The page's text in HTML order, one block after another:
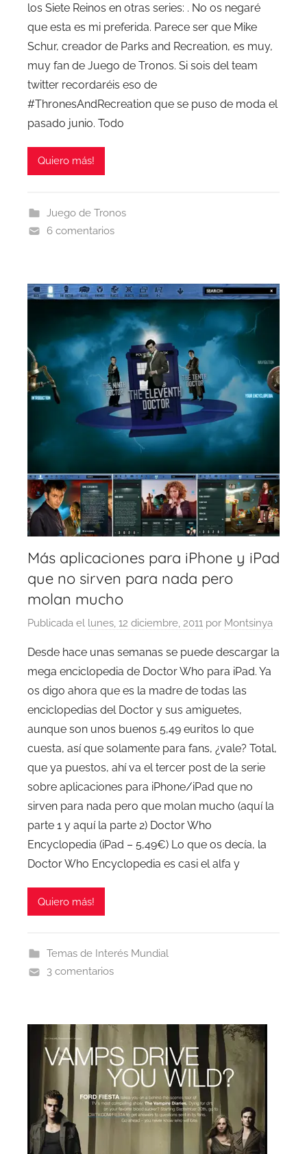
los Siete Reinos en otras series: . No os negaré
que esta es mi preferida. Parece ser que Mike
Schur, creador de Parks and Recreation, es muy,
muy fan de Juego de Tronos. Si sois del team
twitter recordaréis eso de
#ThronesAndRecreation que se puso de moda el
pasado junio. Todo
Quiero más!
Juego de Tronos
6 comentarios
Más aplicaciones para iPhone y iPad
que no sirven para nada pero
molan mucho
Publicada el lunes, 12 diciembre, 2011 por Montsinya
Desde hace unas semanas se puede descargar la
mega enciclopedia de Doctor Who para iPad. Ya
os digo ahora que es la madre de todas las
enciclopedias del Doctor y sus amiguetes,
aunque son unos buenos 5,49 euritos lo que
cuesta, así que solamente para fans, ¿vale? Total,
que ya puestos, ahí va el tercer post de la serie
sobre aplicaciones para iPhone/iPad que no
sirven para nada pero que molan mucho (aquí la
parte 1 y aquí la parte 2) Doctor Who
Encyclopedia (iPad – 5,49€) Lo que os decía, la
Doctor Who Encyclopedia es casi el alfa y
Quiero más!
Temas de Interés Mundial
3 comentarios